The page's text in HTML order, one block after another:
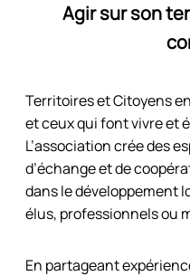
Agir sur son
Territoires et Citoyens
et ceux qui font vivre et
L’association crée des
d’échange et de
dans le développement
élus, professionnels ou
En partageant